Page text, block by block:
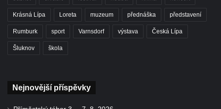
Krásná Lípa Loreta muzeum přednáška představení
Rumburk sport Varnsdorf výstava Česká Lípa
Šluknov škola
Nejnovější příspěvky